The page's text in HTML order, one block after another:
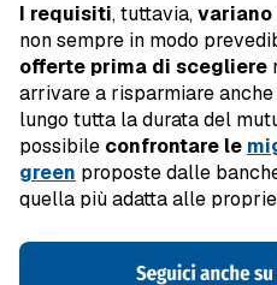
I requisiti, tuttavia,
non sempre in modo
offerte prima di scegliere
arrivare a risparmiare
lungo tutta la durata del
possibile confrontare le
green proposte dalle
quella più adatta alle